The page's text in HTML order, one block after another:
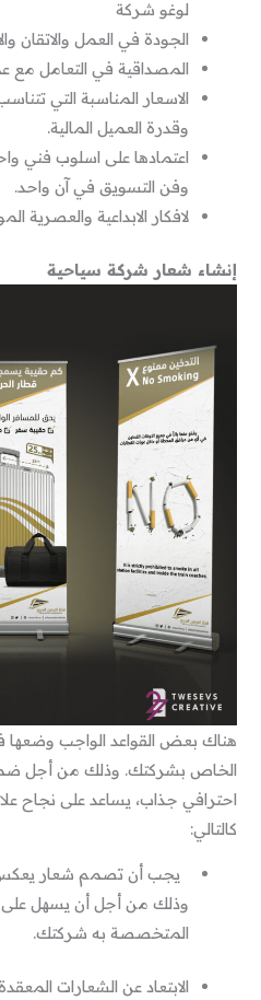
لوغو شركة
الجودة في العمل والاتقان
المصداقية في التعامل مع
الاسعار المناسبة التي
وقدرة العميل المالية.
اعتمادها على اسلوب فني
وفن التسويق في آن واحد.
لافكار الابداعية والعصرية
إنشاء شعار شركة سياحية
هناك بعض القواعد الواجب وضعها
الخاص بشركتك. وذلك من أجل
احترافي جذاب، يساعد على نجاح
كالتالي:
يجب أن تصمم شعار
وذلك من أجل أن يسهل على
المتخصصة به شركتك.
الابتعاد عن الشعارات